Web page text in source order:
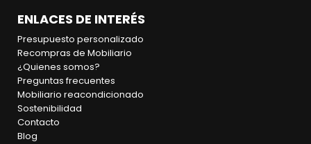
ENLACES DE INTERÉS
Presupuesto personalizado
Recompras de Mobiliario
¿Quienes somos?
Preguntas frecuentes
Mobiliario reacondicionado
Sostenibilidad
Contacto
Blog